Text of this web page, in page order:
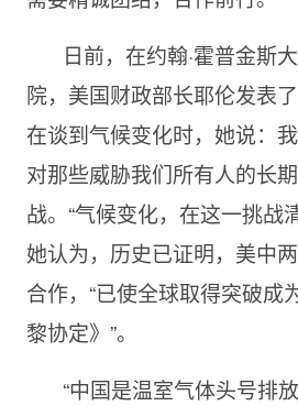
日前，在约翰·霍普金斯
院，美国财政部长耶伦发表
在谈到气候变化时，她说：
对那些威胁我们所有人的长
战。“气候变化，在这一挑战
她认为，历史已证明，美中
合作，“已使全球取得突破成
黎协定》”。
“中国是温室气体头号排